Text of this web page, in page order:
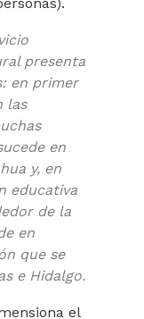
presenta
en primer
las
en
y, en
educativa
de la
en
que se
e Hidalgo.
el